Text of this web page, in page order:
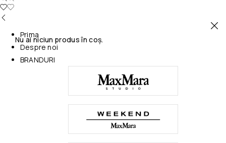
Nu ai niciun produs în coș.
Prima
Despre noi
BRANDURI